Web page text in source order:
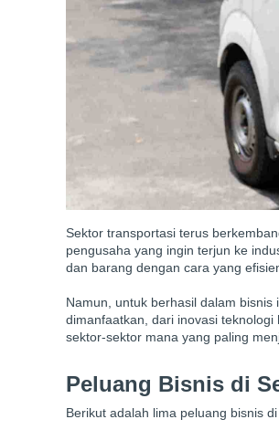
Sektor transportasi terus
pengusaha yang ingin terjun ke
dan barang dengan cara yang
Namun, untuk berhasil dalam
dimanfaatkan, dari inovasi
sektor-sektor mana yang paling
Peluang Bisnis di
Berikut adalah lima peluang bisnis